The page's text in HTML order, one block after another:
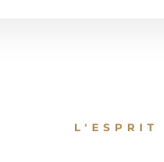
L'ESPRIT